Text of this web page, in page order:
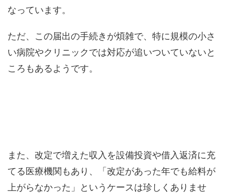
なっています。
ただ、この届出の手続きが煩雑で、特に規模の小さ
い病院やクリニックでは対応が追いついていないと
ころもあるようです。
また、改定で増えた収入を設備投資や借入返済に充
てる医療機関もあり、「改定があった年でも給料が
上がらなかった」というケースは珍しくありませ